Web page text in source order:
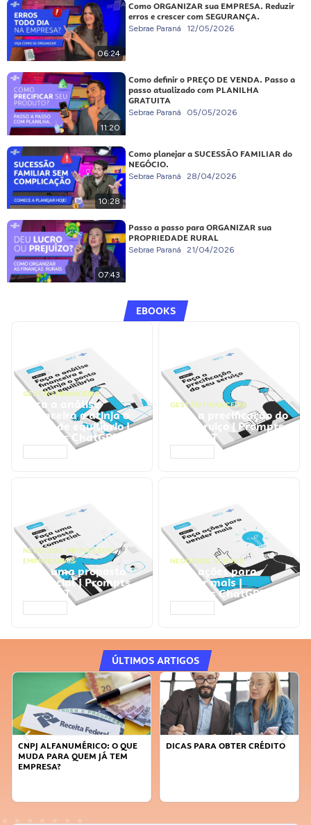
06:24
Como ORGANIZAR sua EMPRESA. Reduzir
erros e crescer com SEGURANÇA.
Sebrae Paraná 12/05/2026
11:20
Como definir o PREÇO DE VENDA. Passo a
passo atualizado com PLANILHA
GRATUITA
Sebrae Paraná 05/05/2026
10:28
Como planejar a SUCESSÃO FAMILIAR do
NEGÓCIO.
Sebrae Paraná 28/04/2026
07:43
Passo a passo para ORGANIZAR sua
PROPRIEDADE RURAL
Sebrae Paraná 21/04/2026
EBOOKS
GESTÃO FINANCEIRA
Faça a análise
financeira e atinja o
ponto de equilíbrio |
Prompts ChatGPT
GESTÃO FINANCEIRA
Faça a precificação do
seu serviço | Prompts
ChatGPT
NEGÓCIOS, PROCESSOS
EMPRESARIAIS
Faça uma proposta
comercial | Prompts
ChatGPT
NEGÓCIOS, VENDAS
Faça ações para
vender mais |
Prompts ChatGPT
ÚLTIMOS ARTIGOS
DICAS PARA OBTER CRÉDITO
FAÇA A DIFERENÇA: SEJA